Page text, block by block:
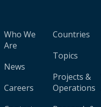
Who We
Are
News
Careers
Countries
Topics
Projects &
Operations